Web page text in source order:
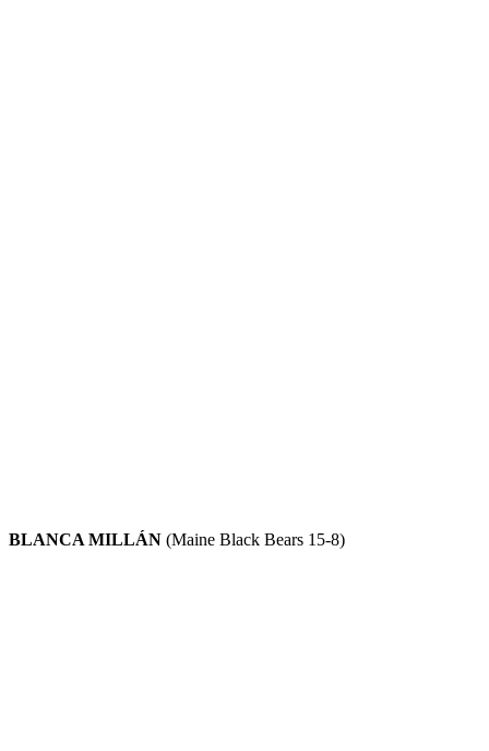
BLANCA MILLÁN (Maine Black Bears 15-8)